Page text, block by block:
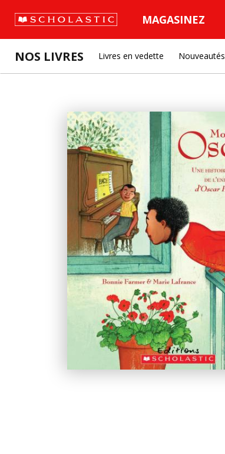
MAGASINEZ
NOS LIVRES Livres en vedette Nouveautés